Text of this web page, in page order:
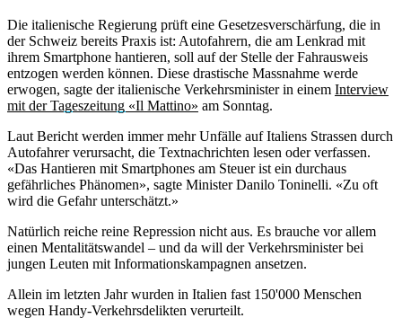
Die italienische Regierung prüft eine Gesetzesverschärfung, die in
der Schweiz bereits Praxis ist: Autofahrern, die am Lenkrad mit
ihrem Smartphone hantieren, soll auf der Stelle der Fahrausweis
entzogen werden können. Diese drastische Massnahme werde
erwogen, sagte der italienische Verkehrsminister in einem Interview
mit der Tageszeitung «Il Mattino» am Sonntag.
Laut Bericht werden immer mehr Unfälle auf Italiens Strassen durch
Autofahrer verursacht, die Textnachrichten lesen oder verfassen.
«Das Hantieren mit Smartphones am Steuer ist ein durchaus
gefährliches Phänomen», sagte Minister Danilo Toninelli. «Zu oft
wird die Gefahr unterschätzt.»
Natürlich reiche reine Repression nicht aus. Es brauche vor allem
einen Mentalitätswandel – und da will der Verkehrsminister bei
jungen Leuten mit Informationskampagnen ansetzen.
Allein im letzten Jahr wurden in Italien fast 150'000 Menschen
wegen Handy-Verkehrsdelikten verurteilt.